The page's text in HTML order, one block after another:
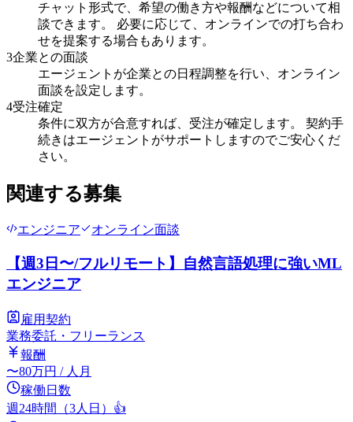
チャット形式で、希望の働き方や報酬などについて相
談できます。 必要に応じて、オンラインでの打ち合わ
せを提案する場合もあります。
3企業との面談
エージェントが企業との日程調整を行い、オンライン
面談を設定します。
4受注確定
条件に双方が合意すれば、受注が確定します。 契約手
続きはエージェントがサポートしますのでご安心くだ
さい。
関連する募集
エンジニア オンライン面談
【週3日〜/フルリモート】自然言語処理に強いML
エンジニア
雇用契約
業務委託・フリーランス
報酬
〜80万円 / 人月
稼働日数
週24時間（3人日） 👍